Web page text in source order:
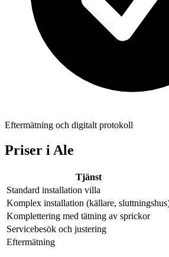
Eftermätning och digitalt protokoll
Priser i Ale
Tjänst
Standard installation villa
Komplex installation (källare,
Komplettering med tätning av sprickor
Servicebesök och justering
Eftermätning